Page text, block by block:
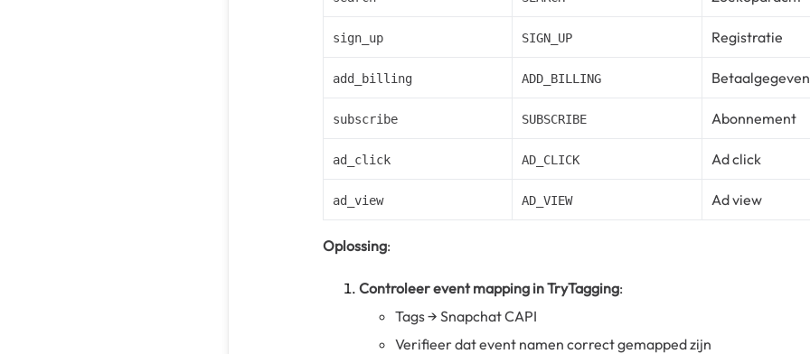
sign_up SIGN_UP Registratie
add_billing ADD_BILLING
subscribe SUBSCRIBE Abonnement
ad_click AD_CLICK Ad click
ad_view AD_VIEW Ad view
Oplossing:
Controleer event mapping in TryTagging:
Tags → Snapchat CAPI
Verifieer dat event namen correct gemapped zijn